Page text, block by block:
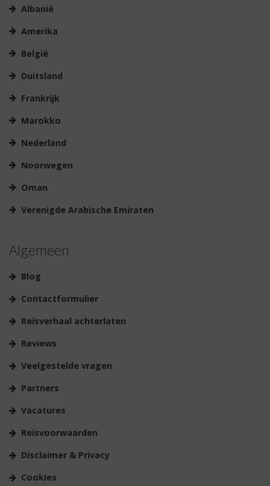
Albanië
Amerika
België
Duitsland
Frankrijk
Marokko
Nederland
Noorwegen
Oman
Verenigde Arabische Emiraten
Algemeen
Blog
Contactformulier
Reisverhaal achterlaten
Reviews
Veelgestelde vragen
Partners
Vacatures
Reisvoorwaarden
Disclaimer & Privacy
Cookies